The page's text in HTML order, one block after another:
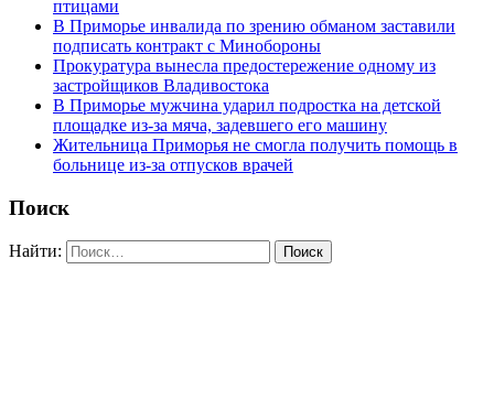
птицами
В Приморье инвалида по зрению обманом заставили
подписать контракт с Минобороны
Прокуратура вынесла предостережение одному из
застройщиков Владивостока
В Приморье мужчина ударил подростка на детской
площадке из-за мяча, задевшего его машину
Жительница Приморья не смогла получить помощь в
больнице из-за отпусков врачей
Поиск
Найти: